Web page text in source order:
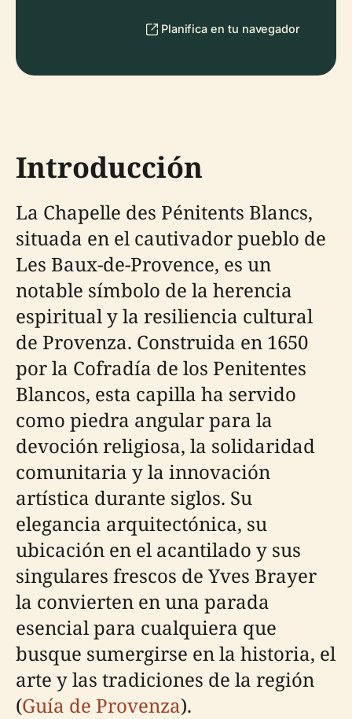
Planifica en tu navegador
Introducción
La Chapelle des Pénitents Blancs,
situada en el cautivador pueblo de
Les Baux-de-Provence, es un
notable símbolo de la herencia
espiritual y la resiliencia cultural
de Provenza. Construida en 1650
por la Cofradía de los Penitentes
Blancos, esta capilla ha servido
como piedra angular para la
devoción religiosa, la solidaridad
comunitaria y la innovación
artística durante siglos. Su
elegancia arquitectónica, su
ubicación en el acantilado y sus
singulares frescos de Yves Brayer
la convierten en una parada
esencial para cualquiera que
busque sumergirse en la historia, el
arte y las tradiciones de la región
(Guía de Provenza).